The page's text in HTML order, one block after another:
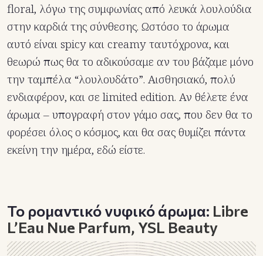
floral, λόγω της συμφωνίας από λευκά λουλούδια
στην καρδιά της σύνθεσης. Ωστόσο το άρωμα
αυτό είναι spicy και creamy ταυτόχρονα, και
θεωρώ πως θα το αδικούσαμε αν του βάζαμε μόνο
την ταμπέλα “λουλουδάτο”. Αισθησιακό, πολύ
ενδιαφέρον, και σε limited edition. Αν θέλετε ένα
άρωμα – υπογραφή στον γάμο σας, που δεν θα το
φορέσει όλος ο κόσμος, και θα σας θυμίζει πάντα
εκείνη την ημέρα, εδώ είστε.
Το ρομαντικό νυφικό άρωμα: Libre
L’Eau Nue Parfum, YSL Beauty